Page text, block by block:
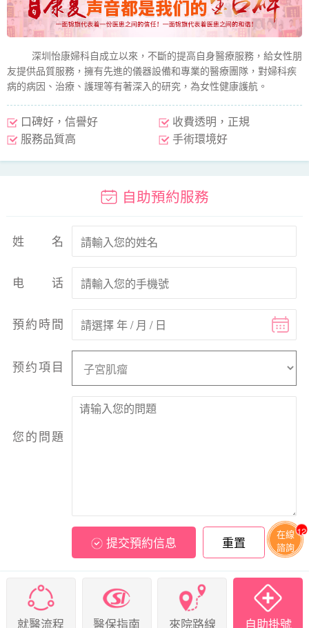
深圳怡康婦科自成立以來，不斷的提高自身醫療服務，給女性朋
友提供品質服務，擁有先進的儀器設備和專業的醫療團隊，對婦科疾
病的病因、治療、護理等有著深入的研究，為女性健康護航。
口碑好，信譽好
服務品質高
收費透明，正規
手術環境好
自助預約服務
姓名
电话
預約時間
预约項目
您的問題
提交預約信息 重置
就醫流程 醫保指南 來院路線 自助掛號
在線
諮詢
12